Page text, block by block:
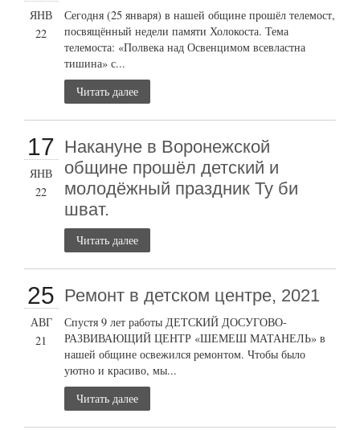
ЯНВ
22
Сегодня (25 января) в нашей общине прошёл телемост,
посвящённый недели памяти Холокоста. Тема
телемоста: «Полвека над Освенцимом всевластна
тишина» с...
Читать далее
17
ЯНВ
22
Накануне в Воронежской
общине прошёл детский и
молодёжный праздник Ту би
шват.
Читать далее
25
АВГ
21
Ремонт в детском центре, 2021
Спустя 9 лет работы ДЕТСКИЙ ДОСУГОВО-
РАЗВИВАЮЩИЙ ЦЕНТР «ШЕМЕШ МАТАНЕЛЬ» в
нашей общине освежился ремонтом. Чтобы было
уютно и красиво, мы...
Читать далее